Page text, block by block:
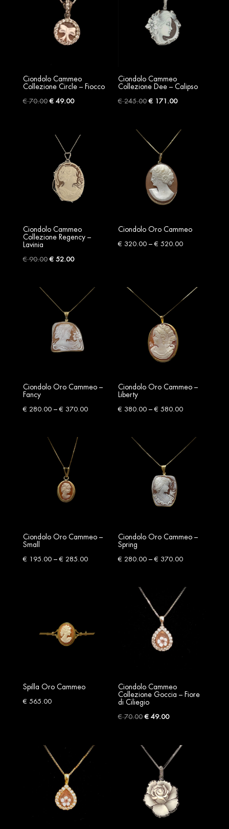
Ciondolo Cammeo
Collezione Circle – Fiocco
€70.00Original
€ 70.00.
€49.00Current
€ 49.00.
Ciondolo Cammeo
Collezione Dee – Calipso
€245.00Original
€ 245.00.
€ 171.00Current
Ciondolo Cammeo
Collezione Regency –
Lavinia
€90.00Original
€ 90.00.
€52.00Current
€ 52.00.
Ciondolo Oro Cammeo
€ 320.00 – € 520.00Price
€ 520.00
Ciondolo Oro Cammeo –
Fancy
€ 280.00 – € 370.00Price
Ciondolo Oro Cammeo –
Liberty
€ 380.00 – € 580.00Price
€ 380.00
through
Ciondolo Oro Cammeo –
Small
€ 195.00 – € 285.00Price
Ciondolo Oro Cammeo –
Spring
€ 280.00 – € 370.00Price
€ 280.00
Spilla Oro Cammeo
€ 565.00
Ciondolo Cammeo
Collezione Goccia – Fiore
di Ciliegio
€70.00Original
€ 70.00.
€49.00Current
€ 49.00.